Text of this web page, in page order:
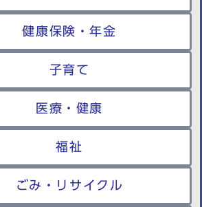
健康保険・年金
子育て
医療・健康
福祉
ごみ・リサイクル